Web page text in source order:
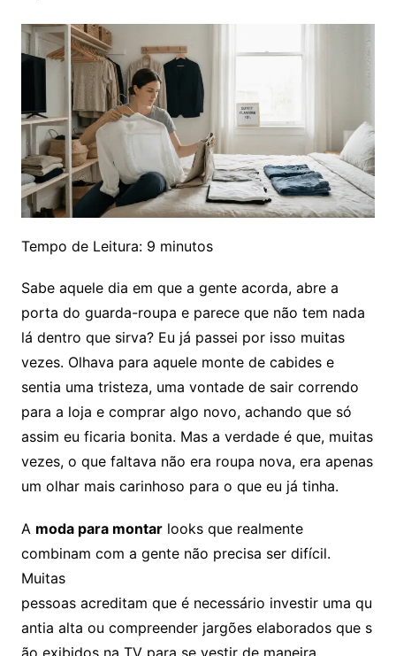
Tempo de Leitura: 9 minutos
Sabe aquele dia em que a gente acorda, abre a
porta do guarda-roupa e parece que não tem nada
lá dentro que sirva? Eu já passei por isso muitas
vezes. Olhava para aquele monte de cabides e
sentia uma tristeza, uma vontade de sair correndo
para a loja e comprar algo novo, achando que só
assim eu ficaria bonita. Mas a verdade é que, muitas
vezes, o que faltava não era roupa nova, era apenas
um olhar mais carinhoso para o que eu já tinha.
A moda para montarlooks que realmente
combinam com a gente não precisa ser difícil.
Muitas
pessoas acreditam que é necessário investir uma qu
antia alta ou compreender jargões elaborados que s